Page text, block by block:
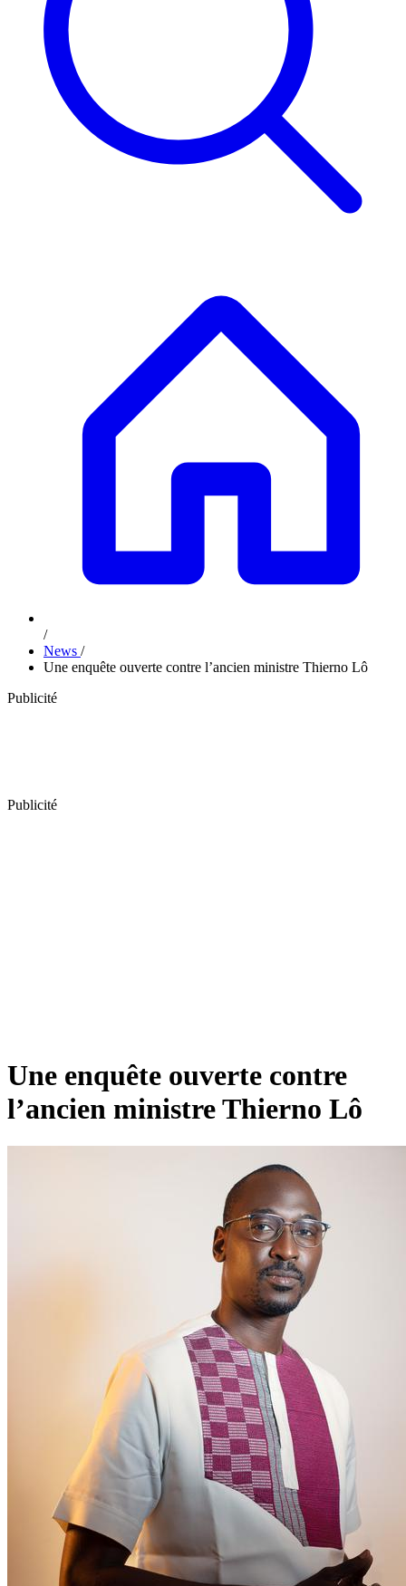
/
News /
Une enquête ouverte contre l’ancien ministre Thierno Lô
Publicité
Publicité
Une enquête ouverte contre
l’ancien ministre Thierno Lô